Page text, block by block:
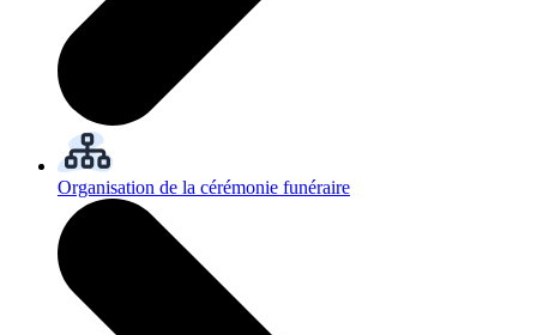
Organisation de la cérémonie funéraire